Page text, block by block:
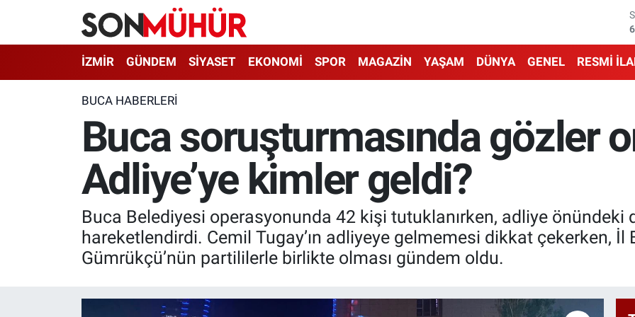
İZMİR GÜNDEM SİYASET EKONOMİ SPOR MAGAZİN YAŞAM DÜNYA GENEL RESMİ
BUCA HABERLERI
Buca soruşturmasında gözler
Adliye’ye kimler geldi?
Buca Belediyesi operasyonunda 42 kişi tutuklanırken, adliye önündeki
hareketlendirdi. Cemil Tugay’ın adliyeye gelmemesi dikkat çekerken, İl
Gümrükçü’nün partililerle birlikte olması gündem oldu.
İzmir Nöbetçi Eczaneler
İzmir Namaz Vakitleri
İzmir Trafik Yoğunluk Haritası
Süper Lig Puan Durumu ve Fikstür
Tüm Manşetler
Son Dakika Haberleri